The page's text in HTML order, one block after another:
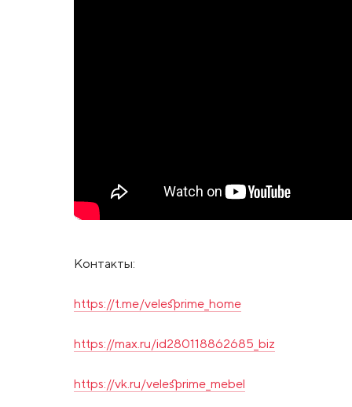
Контакты:
https://t.me/velesprime_home
https://max.ru/id280118862685_biz
https://vk.ru/velesprime_mebel